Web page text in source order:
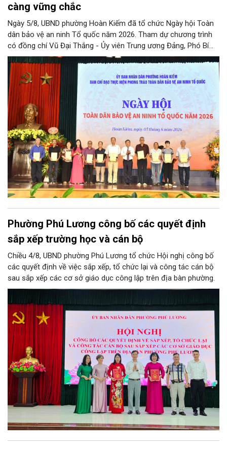
càng vững chắc
Ngày 5/8, UBND phường Hoàn Kiếm đã tổ chức Ngày hội Toàn
dân bảo vệ an ninh Tổ quốc năm 2026. Tham dự chương trình
có đồng chí Vũ Đại Thắng - Ủy viên Trung ương Đảng, Phó Bí
thư Thành ủy, Chủ tịch UBND thành phố; Đại tá Nguyễn Tiến Đạt,
Ủy viên Ban Thường vụ Đảng ủy, Phó Giám đốc Công an thành
phố Hà Nội, cùng dự có các đồng chí đại diện lãnh đạo các Sở,
ban, ngành thuộc Thành phố Hà Nội, các phòng nghiệp vụ Công
an Thành phố Hà Nội.
Phường Phú Lương công bố các quyết định
sắp xếp trường học và cán bộ
Chiều 4/8, UBND phường Phú Lương tổ chức Hội nghị công bố
các quyết định về việc sắp xếp, tổ chức lại và công tác cán bộ
sau sắp xếp các cơ sở giáo dục công lập trên địa bàn phường.